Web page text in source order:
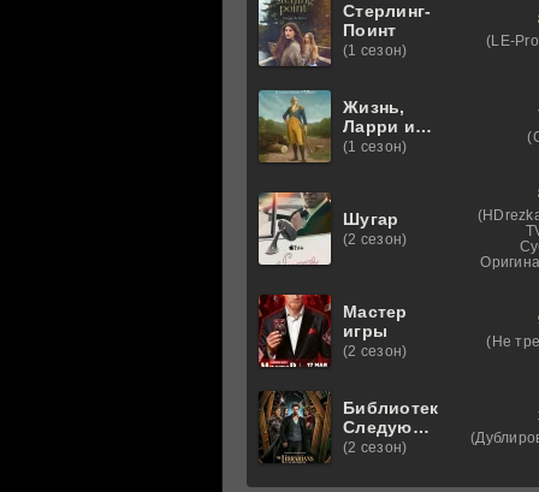
Стерлинг-
Поинт
(1 сезон)
(LE-
Жизнь,
Ларри и
стремление
история
Америки
(1 сезон)
Шугар
(2 сезон)
Мастер
игры
(2 сезон)
(Не
Библиотекари:
Следующая
глава
(2 сезон)